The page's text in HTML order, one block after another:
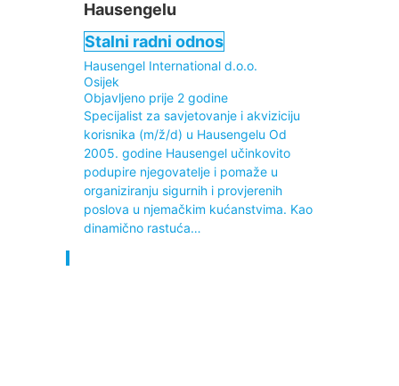
Hausengelu
Stalni radni odnos
Hausengel International d.o.o.
Osijek
Objavljeno prije 2 godine
Specijalist za savjetovanje i akviziciju
korisnika (m/ž/d) u Hausengelu Od
2005. godine Hausengel učinkovito
podupire njegovatelje i pomaže u
organiziranju sigurnih i provjerenih
poslova u njemačkim kućanstvima. Kao
dinamično rastuća…